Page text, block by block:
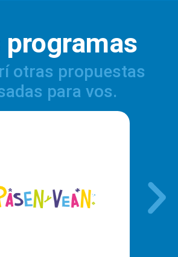
programas
otras propuestas
para vos.